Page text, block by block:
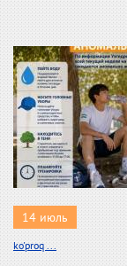
14 июль
ko'proq ...